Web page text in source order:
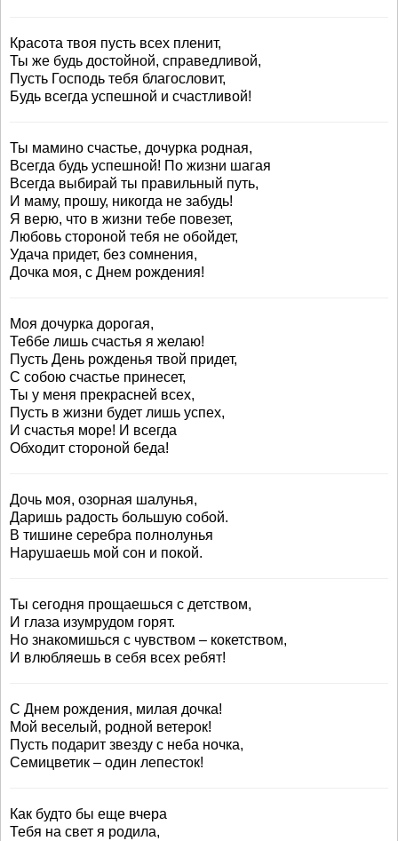
Красота твоя пусть всех пленит,
Ты же будь достойной, справедливой,
Пусть Господь тебя благословит,
Будь всегда успешной и счастливой!
Ты мамино счастье, дочурка родная,
Всегда будь успешной! По жизни шагая
Всегда выбирай ты правильный путь,
И маму, прошу, никогда не забудь!
Я верю, что в жизни тебе повезет,
Любовь стороной тебя не обойдет,
Удача придет, без сомнения,
Дочка моя, с Днем рождения!
Моя дочурка дорогая,
Те6бе лишь счастья я желаю!
Пусть День рожденья твой придет,
С собою счастье принесет,
Ты у меня прекрасней всех,
Пусть в жизни будет лишь успех,
И счастья море! И всегда
Обходит стороной беда!
Дочь моя, озорная шалунья,
Даришь радость большую собой.
В тишине серебра полнолунья
Нарушаешь мой сон и покой.
Ты сегодня прощаешься с детством,
И глаза изумрудом горят.
Но знакомишься с чувством – кокетством,
И влюбляешь в себя всех ребят!
С Днем рождения, милая дочка!
Мой веселый, родной ветерок!
Пусть подарит звезду с неба ночка,
Семицветик – один лепесток!
Как будто бы еще вчера
Тебя на свет я родила,